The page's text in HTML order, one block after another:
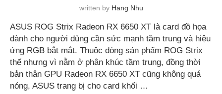
written by Hang Nhu
ASUS ROG Strix Radeon RX 6650 XT là card đồ họa
dành cho người dùng cần sức mạnh tầm trung và hiệu
ứng RGB bắt mắt. Thuộc dòng sản phẩm ROG Strix
thế nhưng vì nằm ở phân khúc tầm trung, đồng thời
bản thân GPU Radeon RX 6650 XT cũng không quá
nóng, ASUS trang bị cho card khối …